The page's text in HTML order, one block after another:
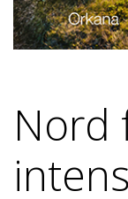
Nord